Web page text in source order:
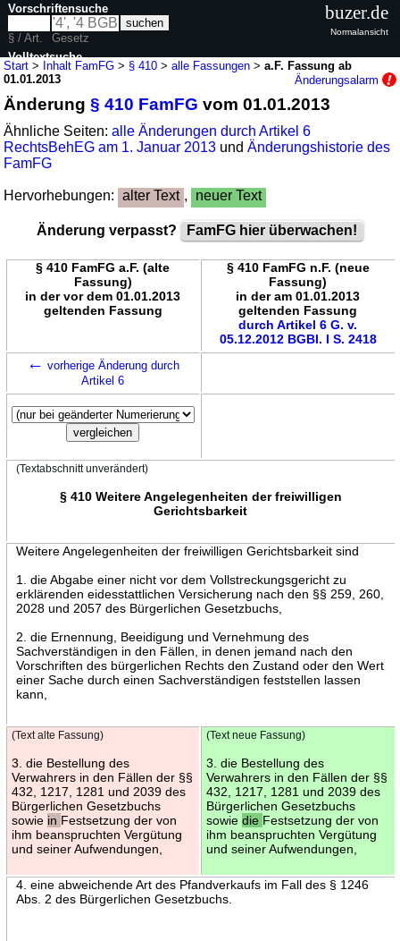
Start > Inhalt FamFG > § 410 >alle Fassungen >a.F. Fassung ab
01.01.2013
Änderungsalarm
Änderung§ 410 FamFG vom 01.01.2013
Ähnliche Seiten:alle Änderungen durch Artikel 6
RechtsBehEG am 1. Januar 2013 undÄnderungshistorie des
FamFG
Hervorhebungen: alter Text , neuer Text
Änderung verpasst? FamFG hier überwachen!
§ 410 FamFG a.F. (alte
Fassung)
in der vor dem 01.01.2013
geltenden Fassung
§ 410 FamFG n.F. (neue
Fassung)
in der am 01.01.2013
geltenden Fassung
durch Artikel 6 G. v.
05.12.2012 BGBl. I S. 2418
← vorherige Änderung durch
Artikel 6
(Textabschnitt unverändert)
§ 410 Weitere Angelegenheiten der freiwilligen
Gerichtsbarkeit
Weitere Angelegenheiten der freiwilligen Gerichtsbarkeit sind
1. die Abgabe einer nicht vor dem Vollstreckungsgericht zu
erklärenden eidesstattlichen Versicherung nach den §§ 259, 260,
2028 und 2057 des Bürgerlichen Gesetzbuchs,
2. die Ernennung, Beeidigung und Vernehmung des
Sachverständigen in den Fällen, in denen jemand nach den
Vorschriften des bürgerlichen Rechts den Zustand oder den Wert
einer Sache durch einen Sachverständigen feststellen lassen
kann,
(Text alte Fassung)
3. die Bestellung des
Verwahrers in den Fällen der §§
432, 1217, 1281 und 2039 des
Bürgerlichen Gesetzbuchs
sowie in Festsetzung der von
ihm beanspruchten Vergütung
und seiner Aufwendungen,
(Text neue Fassung)
3. die Bestellung des
Verwahrers in den Fällen der §§
432, 1217, 1281 und 2039 des
Bürgerlichen Gesetzbuchs
sowie die Festsetzung der von
ihm beanspruchten Vergütung
und seiner Aufwendungen,
4. eine abweichende Art des Pfandverkaufs im Fall des § 1246
Abs. 2 des Bürgerlichen Gesetzbuchs.
Vorschriftensuche
§ / Art.
Gesetz
Volltextsuche
buzer.de
Normalansicht